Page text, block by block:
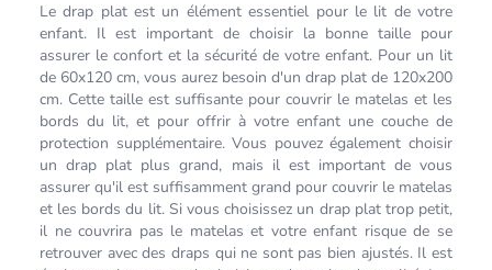
Le drap plat est un élément essentiel pour le lit de votre
enfant. Il est important de choisir la bonne taille pour
assurer le confort et la sécurité de votre enfant. Pour un lit
de 60x120 cm, vous aurez besoin d'un drap plat de 120x200
cm. Cette taille est suffisante pour couvrir le matelas et les
bords du lit, et pour offrir à votre enfant une couche de
protection supplémentaire. Vous pouvez également choisir
un drap plat plus grand, mais il est important de vous
assurer qu'il est suffisamment grand pour couvrir le matelas
et les bords du lit. Si vous choisissez un drap plat trop petit,
il ne couvrira pas le matelas et votre enfant risque de se
retrouver avec des draps qui ne sont pas bien ajustés. Il est